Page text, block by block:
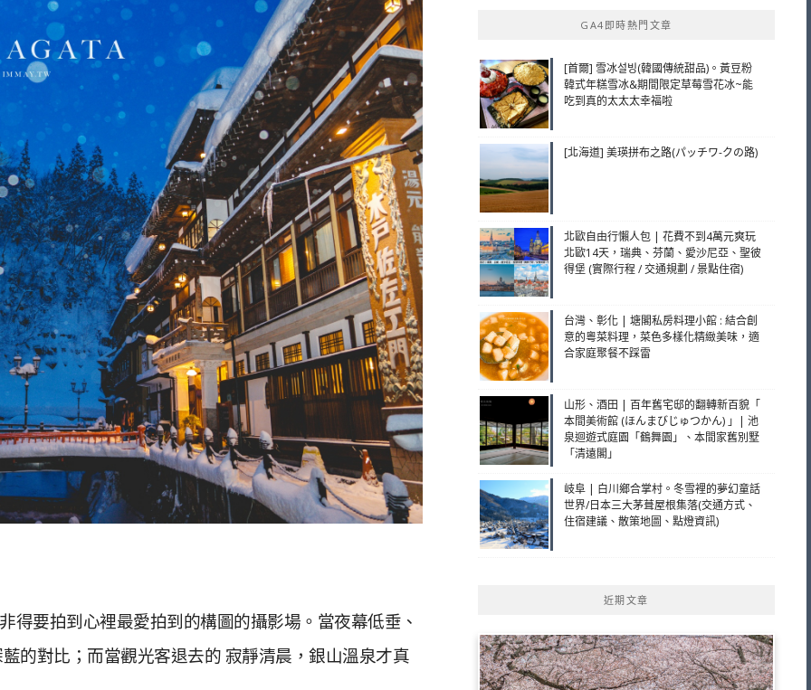
得要拍到心裡最愛拍到的構圖的攝影場。 當夜幕低垂、
的對比；而當觀光客退去的 寂靜清晨，銀山溫泉才真
GA4即時熱門文章
[首爾] 雪冰설빙(韓國傳統甜品)。黃豆粉
韓式年糕雪冰&期間限定草莓雪花冰~能
吃到真的太太太幸福啦
[北海道] 美瑛拼布之路(パッチワ-クの路)
北歐自由行懶人包 | 花費不到4萬元爽玩
北歐14天，瑞典、芬蘭、愛沙尼亞、聖彼
得堡 (實際行程 / 交通規劃 / 景點住宿)
台灣、彰化 | 塘閣私房料理小館 : 結合創
意的粵菜料理，菜色多樣化精緻美味，適
合家庭聚餐不踩雷
山形、酒田 | 百年舊宅邸的翻轉新百貌「
本間美術館 (ほんまびじゅつかん) 」| 池
泉迴遊式庭園「鶴舞園」、本間家舊別墅
「清遠閣」
岐阜 | 白川鄉合掌村。冬雪裡的夢幻童話
世界/日本三大茅葺屋根集落(交通方式、
住宿建議、散策地圖、點燈資訊)
近期文章